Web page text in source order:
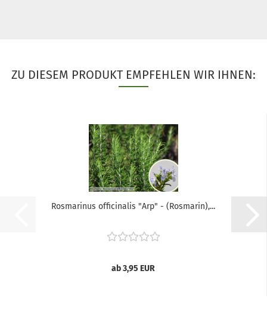
ZU DIESEM PRODUKT EMPFEHLEN WIR IHNEN:
Rosmarinus officinalis "Arp" - (Rosmarin),...
ab 3,95 EUR